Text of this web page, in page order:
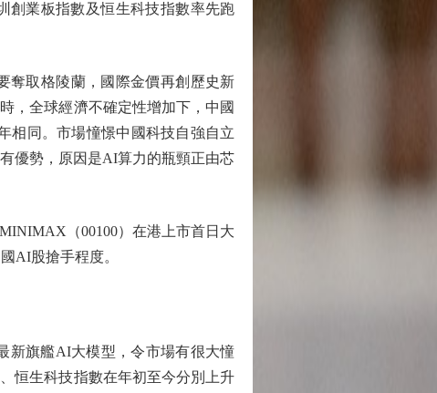
創業板指數及恒生科技指數率先跑
取格陵蘭，國際金價再創歷史新
，全球經濟不確定性增加下，中國
相同。市場憧憬中國科技自強自立
優勢，原因是AI算力的瓶頸正由芯
（00100）在港上市首日大
AI股搶手程度。
旗艦AI大模型，令市場有很大憧
恒生科技指數在年初至今分別上升